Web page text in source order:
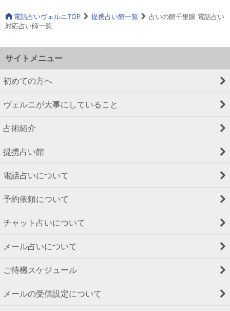
電話占いヴェルニTOP 提携占い館一覧
占いの館千里眼 電話占い
対応占い師一覧
サイトメニュー
初めての方へ
ヴェルニが大事にしていること
占術紹介
提携占い館
電話占いについて
予約依頼について
チャット占いについて
メール占いについて
ご待機スケジュール
メールの受信設定について